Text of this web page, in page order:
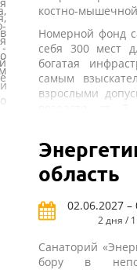
костно-
Номерной фонд
себя 300 мест
богатая
самым
взрослыми
На территории
проживающих
объекты.
постояльцу
область
02.06.2027 –
2 дня /
Санаторий
бору в